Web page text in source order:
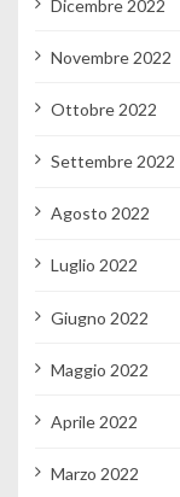
Dicembre 2022
Novembre 2022
Ottobre 2022
Settembre 2022
Agosto 2022
Luglio 2022
Giugno 2022
Maggio 2022
Aprile 2022
Marzo 2022